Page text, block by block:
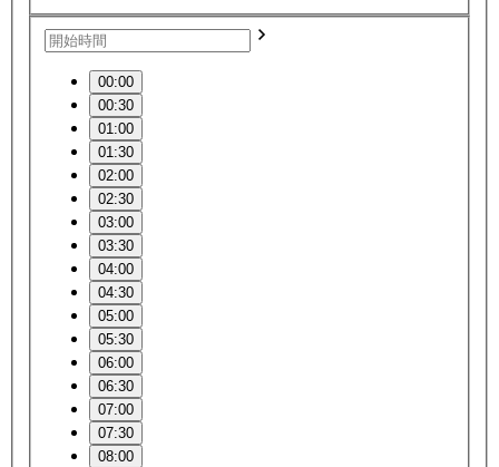
00:00
00:30
01:00
01:30
02:00
02:30
03:00
03:30
04:00
04:30
05:00
05:30
06:00
06:30
07:00
07:30
08:00